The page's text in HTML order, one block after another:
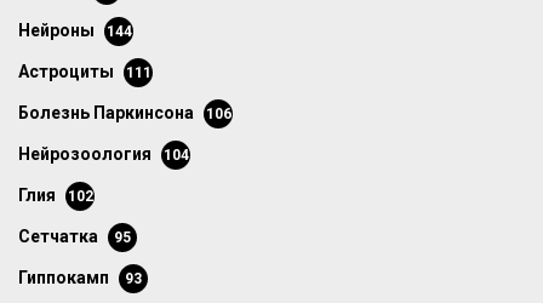
нейроны 144
астроциты 111
болезнь Паркинсона 106
нейрозоология 104
глия 102
сетчатка 95
гиппокамп 93